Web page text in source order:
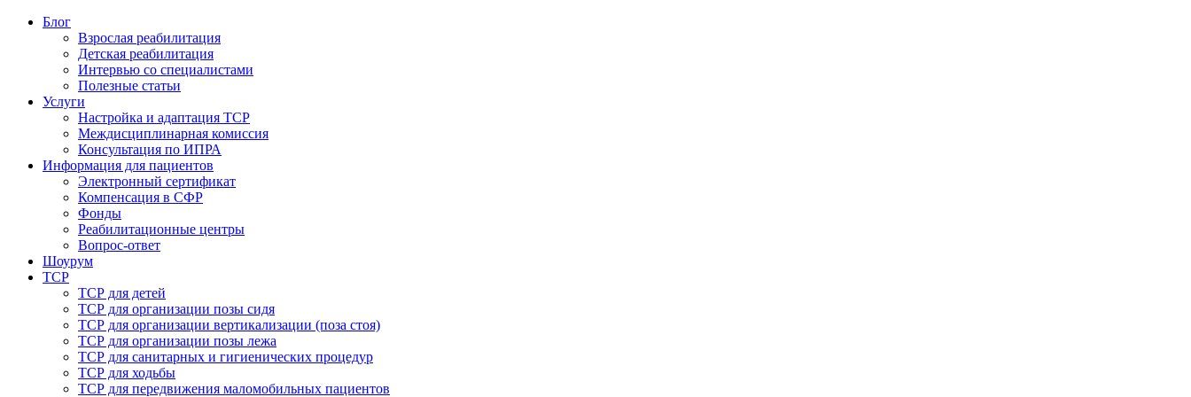
Блог
Взрослая реабилитация
Детская реабилитация
Интервью со специалистами
Полезные статьи
Услуги
Настройка и адаптация ТСР
Междисциплинарная комиссия
Консультация по ИПРА
Информация для пациентов
Электронный сертификат
Компенсация в СФР
Фонды
Реабилитационные центры
Вопрос-ответ
Шоурум
ТСР
ТСР для детей
ТСР для организации позы сидя
ТСР для организации вертикализации (поза стоя)
ТСР для организации позы лежа
ТСР для санитарных и гигиенических процедур
ТСР для ходьбы
ТСР для передвижения маломобильных пациентов